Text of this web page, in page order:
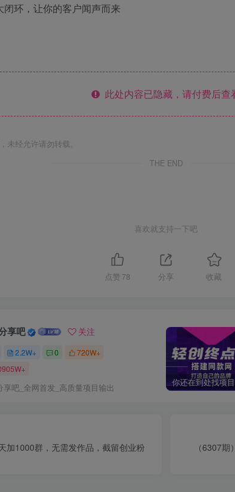
环，让你的客户闻声而来
此处内容已隐藏，请付费后查
未经允许请勿转载。
THE END
喜欢就支持一下吧
点赞 78 分享 收藏
享吧 关注
2.2W+ 0
720W+
享吧_全网首发_高质量项目输出
加1000群，无需发作品，截留创业粉
（6307